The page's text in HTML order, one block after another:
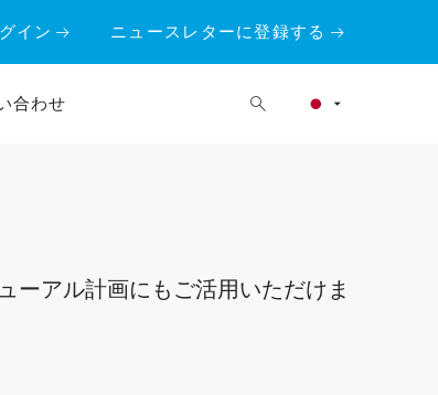
イン ニュースレターに登録する
合わせ
ーアル計画にもご活用いただけま